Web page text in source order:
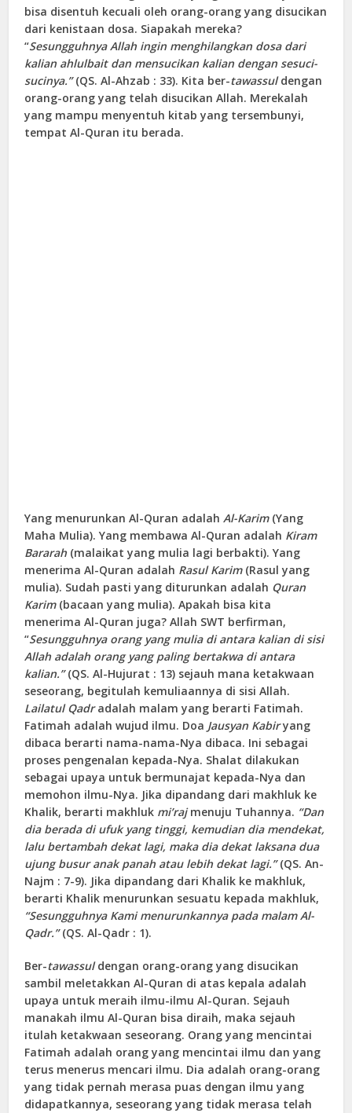
bisa disentuh kecuali oleh orang-orang yang disucikan
dari kenistaan dosa. Siapakah mereka?
“Sesungguhnya Allah ingin menghilangkan dosa dari
kalian ahlulbait dan mensucikan kalian dengan sesuci-
sucinya.”(QS. Al-Ahzab : 33). Kita ber-tawassuldengan
orang-orang yang telah disucikan Allah. Merekalah
yang mampu menyentuh kitab yang tersembunyi,
tempat Al-Quran itu berada.
Yang menurunkan Al-Quran adalahAl-Karim(Yang
Maha Mulia). Yang membawa Al-Quran adalah Kiram
Bararah (malaikat yang mulia lagi berbakti). Yang
menerima Al-Quran adalah Rasul Karim(Rasul yang
mulia). Sudah pasti yang diturunkan adalah Quran
Karim(bacaan yang mulia). Apakah bisa kita
menerima Al-Quran juga? Allah SWT berfirman,
“Sesungguhnya orang yang mulia di antara kalian di sisi
Allah adalah orang yang paling bertakwa di antara
kalian.”(QS. Al-Hujurat : 13) sejauh mana ketakwaan
seseorang, begitulah kemuliaannya di sisi Allah.
Lailatul Qadradalah malam yang berarti Fatimah.
Fatimah adalah wujud ilmu. Doa Jausyan Kabiryang
dibaca berarti nama-nama-Nya dibaca. Ini sebagai
proses pengenalan kepada-Nya. Shalat dilakukan
sebagai upaya untuk bermunajat kepada-Nya dan
memohon ilmu-Nya. Jika dipandang dari makhluk ke
Khalik, berarti makhluk mi’rajmenuju Tuhannya. “Dan
dia berada di ufuk yang tinggi, kemudian dia mendekat,
lalu bertambah dekat lagi, maka dia dekat laksana dua
ujung busur anak panah atau lebih dekat lagi.”(QS. An-
Najm : 7-9). Jika dipandang dari Khalik ke makhluk,
berarti Khalik menurunkan sesuatu kepada makhluk,
“Sesungguhnya Kami menurunkannya pada malam Al-
Qadr.”(QS. Al-Qadr : 1).
Ber-tawassuldengan orang-orang yang disucikan
sambil meletakkan Al-Quran di atas kepala adalah
upaya untuk meraih ilmu-ilmu Al-Quran. Sejauh
manakah ilmu Al-Quran bisa diraih, maka sejauh
itulah ketakwaan seseorang. Orang yang mencintai
Fatimah adalah orang yang mencintai ilmu dan yang
terus menerus mencari ilmu. Dia adalah orang-orang
yang tidak pernah merasa puas dengan ilmu yang
didapatkannya, seseorang yang tidak merasa telah